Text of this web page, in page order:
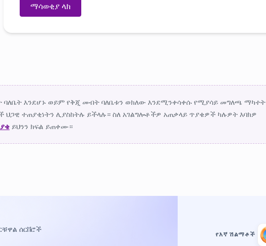
ማሳወቂያ ላክ
እንደሆኑ ወይም የቅጂ መብት ባለቤቱን ወክለው እንደሚንቀሳቀሱ የሚያሳይ መግለጫ ማካተት
ተጠያቂነትን ሊያስከትሉ ይችላሉ። ስለ አገልግሎቶችዎ አጠቃላይ ጥያቄዎች ካሉዎት እባክዎ
ይህንን ክፍል ይጠቀሙ።
ሰርቨሮች
የእኛ ሽልማቶች